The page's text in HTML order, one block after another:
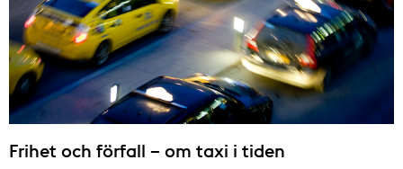
Frihet och förfall – om taxi i tiden